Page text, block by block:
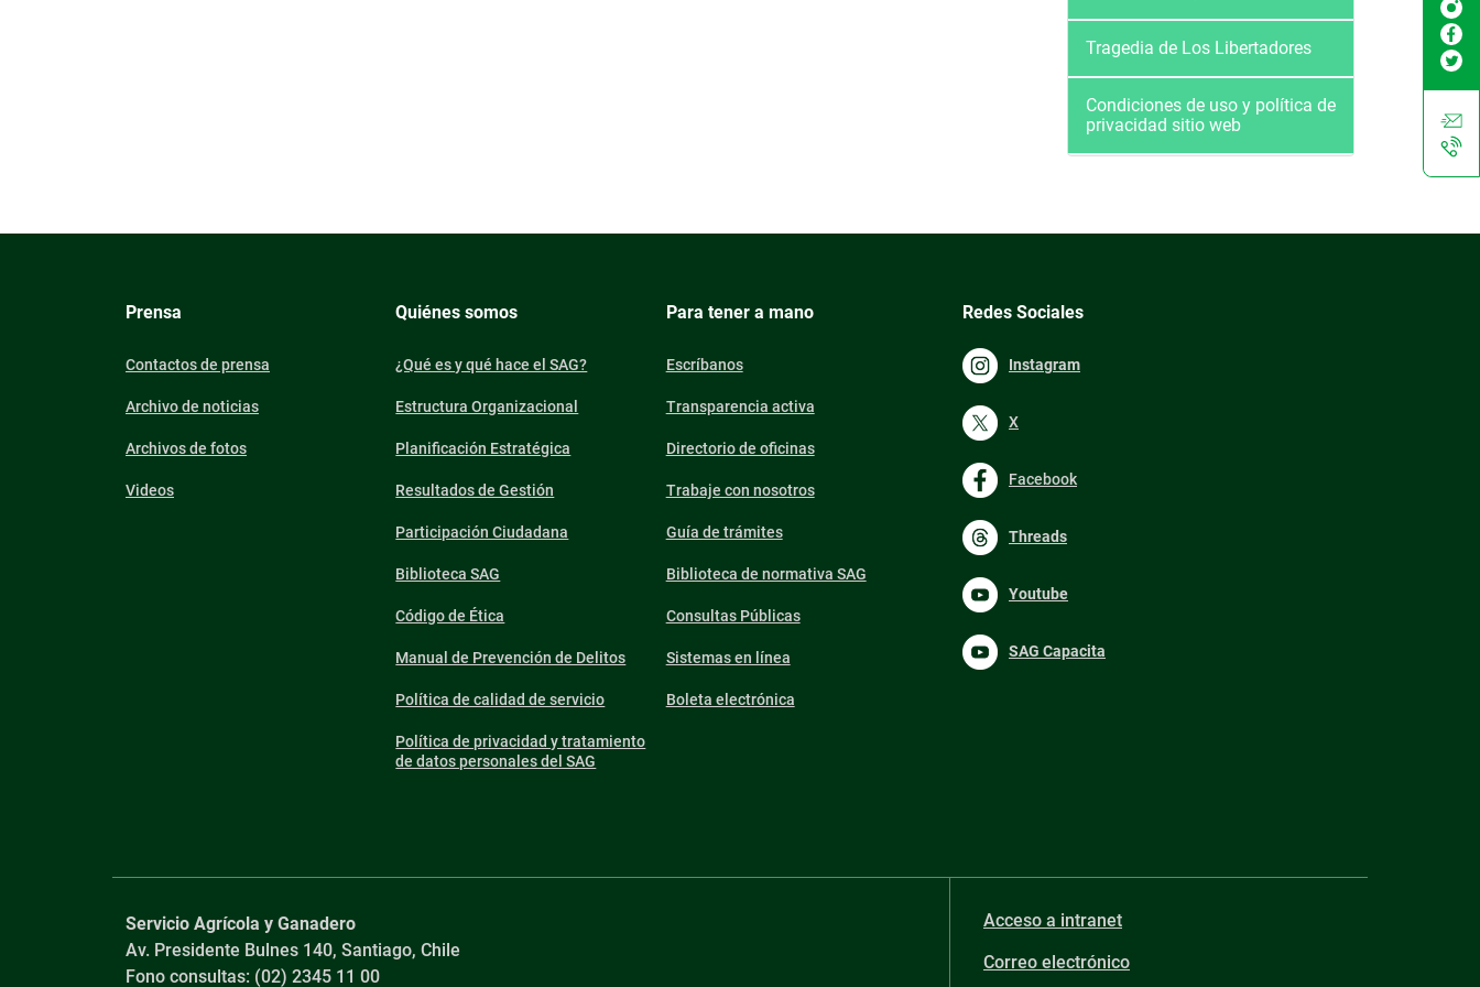
Tragedia de Los Libertadores
Condiciones de uso y política de
privacidad sitio web
Prensa
Contactos de prensa
Archivo de noticias
Archivos de fotos
Videos
Quiénes somos
¿Qué es y qué hace el SAG?
Estructura Organizacional
Planificación Estratégica
Resultados de Gestión
Participación Ciudadana
Biblioteca SAG
Código de Ética
Manual de Prevención de Delitos
Política de calidad de servicio
Política de privacidad y tratamiento
de datos personales del SAG
Para tener a mano
Escríbanos
Transparencia activa
Directorio de oficinas
Trabaje con nosotros
Guía de trámites
Biblioteca de normativa SAG
Consultas Públicas
Sistemas en línea
Boleta electrónica
Redes Sociales
Instagram
X
Facebook
Threads
Youtube
SAG Capacita
Servicio Agrícola y Ganadero
Av. Presidente Bulnes 140, Santiago, Chile
Fono consultas: (02) 2345 11 00
Acceso a intranet
Correo electrónico